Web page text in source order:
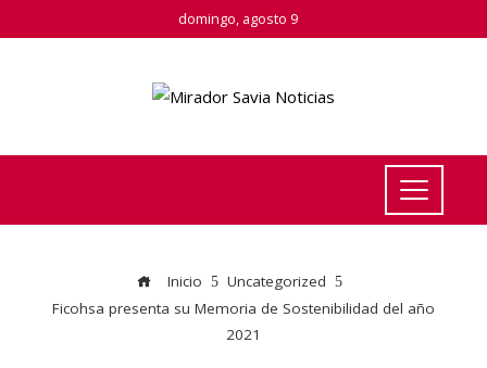
domingo, agosto 9
Inicio
Uncategorized
Ficohsa presenta su Memoria de Sostenibilidad del año
2021